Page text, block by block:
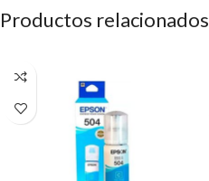
Productos relacionados